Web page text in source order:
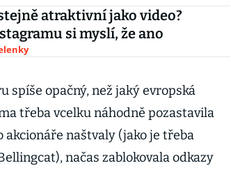
atraktivní jako video?
si myslí, že ano
spíše opačný, než jaký evropská
třeba vcelku náhodně pozastavila
naštvaly (jako je třeba
načas zablokovala odkazy